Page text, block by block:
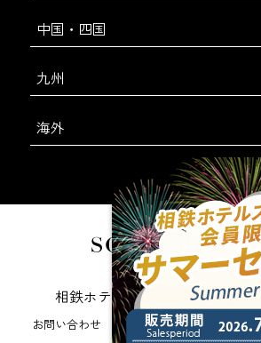
中国・四国
九州
海外
相鉄ホテルズ 公式SNS
お問い合わせ 会社概要
新規ホテル